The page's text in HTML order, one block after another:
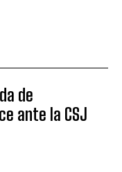
de
ante la CSJ